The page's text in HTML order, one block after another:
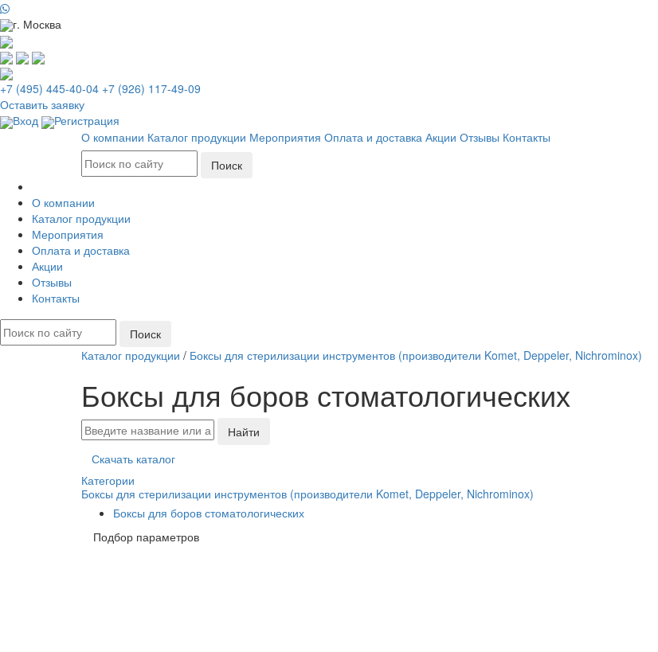
г. Москва
+7 (495) 445-40-04 +7 (926) 117-49-09
Оставить заявку
Вход
Регистрация
О компании Каталог продукции Мероприятия Оплата и доставка Акции Отзывы Контакты
О компании
Каталог продукции
Мероприятия
Оплата и доставка
Акции
Отзывы
Контакты
Каталог продукции / Боксы для стерилизации инструментов (производители Komet, Deppeler, Nichrominox)
Боксы для боров стоматологических
Найти
Скачать каталог
Категории
Боксы для стерилизации инструментов (производители Komet, Deppeler, Nichrominox)
Боксы для боров стоматологических
Подбор параметров